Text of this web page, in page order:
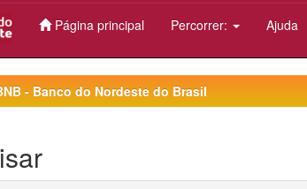
Página principal Percorrer: Ajuda
- Banco do Nordeste do Brasil